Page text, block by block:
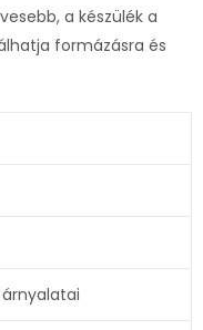
a készülék a
formázásra és